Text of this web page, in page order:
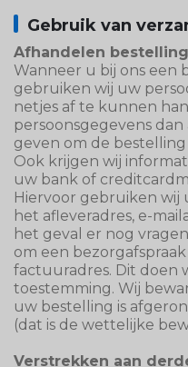
Gebruik van
Afhandelen bestelling
Wanneer u bij ons een
gebruiken wij uw
netjes af te kunnen
persoonsgegevens
geven om de
Ook krijgen wij
uw bank of
Hiervoor gebruiken wij
het afleveradres, e-
het geval er nog
om een
factuuradres. Dit doen
toestemming. Wij
uw bestelling is
(dat is de wettelijke
Verstrekken aan